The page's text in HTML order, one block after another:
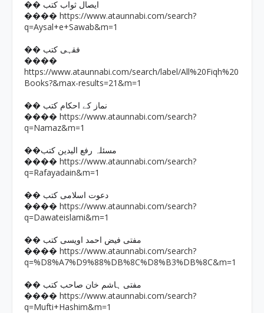
�� ایصال ثواب کتب
���� https://www.ataunnabi.com/search?
q=Aysal+e+Sawab&m=1
�� فقہی کتب
����
https://www.ataunnabi.com/search/label/All%20Fiqh%20
Books?&max-results=21&m=1
�� نماز کے احکام کتب
���� https://www.ataunnabi.com/search?
q=Namaz&m=1
��مسئلہ رفع الیدین کتب
���� https://www.ataunnabi.com/search?
q=Rafayadain&m=1
�� دعوت اسلامی کتب
���� https://www.ataunnabi.com/search?
q=Dawateislami&m=1
�� مفتی فیض احمد اویسی کتب
���� https://www.ataunnabi.com/search?
q=%D8%A7%D9%88%DB%8C%D8%B3%DB%8C&m=1
�� مفتی ہاشم خان صاحب کتب
���� https://www.ataunnabi.com/search?
q=Mufti+Hashim&m=1